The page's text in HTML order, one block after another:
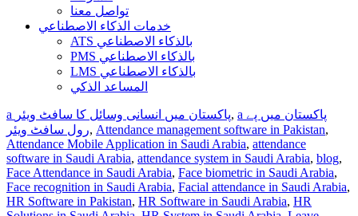
تواصل معنا
خدمات الذكاء الاصطناعي
ATS بالذكاء الاصطناعي
PMS بالذكاء الاصطناعي
LMS بالذكاء الاصطناعي
المساعد الذكي
a پاکستان میں انسانی وسائل کا سافٹ ویئر, a پاکستان میں پے
رول سافٹ ویئر, Attendance management software in Pakistan,
Attendance Mobile Application in Saudi Arabia, attendance
software in Saudi Arabia, attendance system in Saudi Arabia, blog,
Face Attendance in Saudi Arabia, Face biometric in Saudi Arabia,
Face recognition in Saudi Arabia, Facial attendance in Saudi Arabia,
HR Software in Pakistan, HR Software in Saudi Arabia, HR